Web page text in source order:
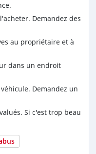
Demandez des
au propriétaire et à
dans un endroit
Demandez un
Si c'est trop beau